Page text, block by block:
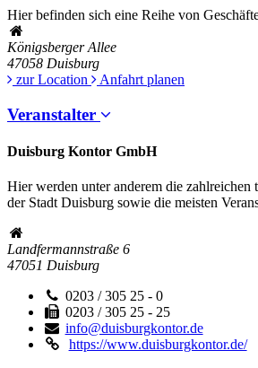
Hier befinden sich eine Reihe von
Königsberger Allee
47058 Duisburg
zur Location
Anfahrt planen
Veranstalter
Duisburg Kontor GmbH
Hier werden unter anderem die zahlreichen
der Stadt Duisburg sowie die meisten
Landfermannstraße 6
47051 Duisburg
0203 / 305 25 - 0
0203 / 305 25 - 25
info@duisburgkontor.de
https://www.duisburgkontor.de/